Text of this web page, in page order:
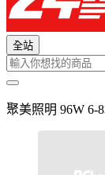
全站
聚美照明 96W 6-